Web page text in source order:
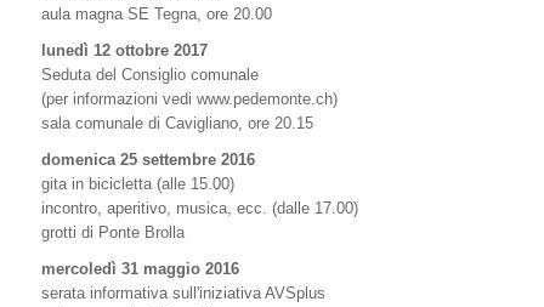
aula magna SE Tegna, ore 20.00
lunedì 12 ottobre 2017
Seduta del Consiglio comunale
(per informazioni vedi www.pedemonte.ch)
sala comunale di Cavigliano, ore 20.15
domenica 25 settembre 2016
gita in bicicletta (alle 15.00)
incontro, aperitivo, musica, ecc. (dalle 17.00)
grotti di Ponte Brolla
mercoledì 31 maggio 2016
serata informativa sull'iniziativa AVSplus